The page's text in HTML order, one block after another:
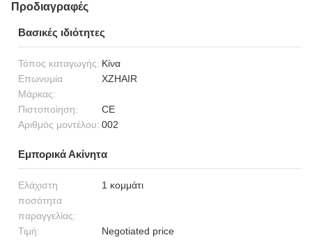
Προδιαγραφές
Βασικές ιδιότητες
Τόπος καταγωγής: Κίνα
Επωνυμία
Μάρκας:
XZHAIR
Πιστοποίηση:
CE
Αριθμός μοντέλου: 002
Εμπορικά Ακίνητα
Ελάχιστη
ποσότητα
παραγγελίας:
1 κομμάτι
Τιμή:
Negotiated price